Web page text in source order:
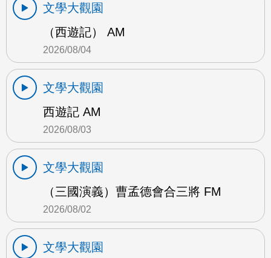
文學大觀園
（西遊記） AM
2026/08/04
文學大觀園
西遊記 AM
2026/08/03
文學大觀園
（三國演義）曹孟德會合三將 FM
2026/08/02
文學大觀園